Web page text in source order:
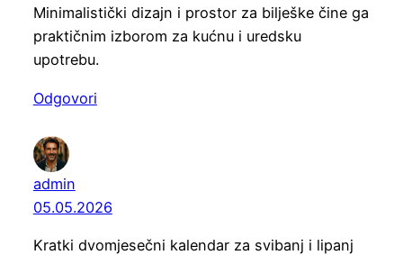
Minimalistički dizajn i prostor za bilješke čine ga
praktičnim izborom za kućnu i uredsku
upotrebu.
Odgovori
admin
05.05.2026
Kratki dvomjesečni kalendar za svibanj i lipanj